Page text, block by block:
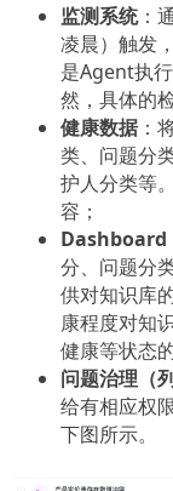
监测系统：
凌晨）触发
是Agent执
然，具体的
健康数据：
类、问题分
护人分类等
容；
Dashboard
分、问题分
供对知识库
康程度对知
健康等状态
问题治理（
给有相应权
下图所示。